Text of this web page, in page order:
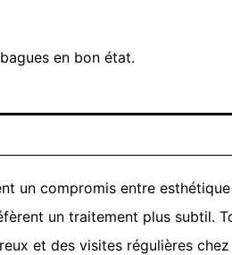
en bon état.
un compromis entre
un traitement plus subtil.
et des visites régulières